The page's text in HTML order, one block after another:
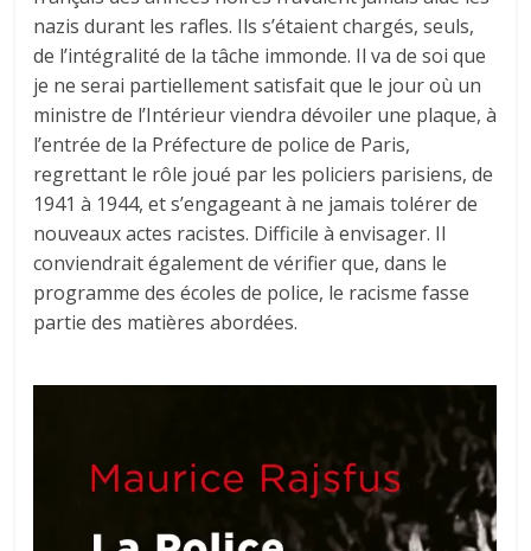
nazis durant les rafles. Ils s’étaient chargés, seuls,
de l’intégralité de la tâche immonde. Il va de soi que
je ne serai partiellement satisfait que le jour où un
ministre de l’Intérieur viendra dévoiler une plaque, à
l’entrée de la Préfecture de police de Paris,
regrettant le rôle joué par les policiers parisiens, de
1941 à 1944, et s’engageant à ne jamais tolérer de
nouveaux actes racistes. Difficile à envisager. Il
conviendrait également de vérifier que, dans le
programme des écoles de police, le racisme fasse
partie des matières abordées.